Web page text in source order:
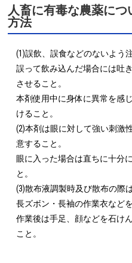
人畜に有毒な農薬に
方法
(1)誤飲、誤食などのないよう
誤って飲み込んだ場合には吐
させること。
本剤使用中に身体に異常を感
けること。
(2)本剤は眼に対して強い刺激
意すること。
眼に入った場合は直ちに十分
と。
(3)散布液調製時及び散布の際
長ズボン・長袖の作業衣など
作業後は手足、顔などを石け
こと。